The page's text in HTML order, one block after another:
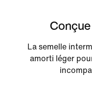
La semelle
amorti léger